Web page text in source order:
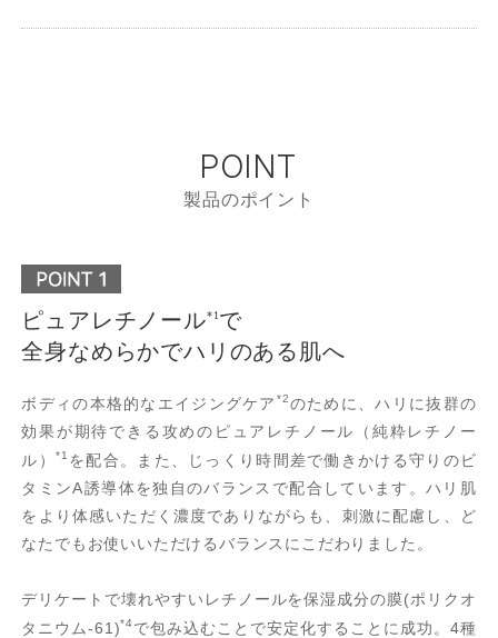
POINT
製品のポイント
ピュアレチノール*1で
全身なめらかでハリのある肌へ
ボディの本格的なエイジングケア *2のために、ハリに抜群の
効果が期待できる攻めのピュアレチノール（純粋レチノー
ル）
*1 を配合。また、じっくり時間差で働きかける守りのビ
タミンA誘導体を独自のバランスで配合しています。ハリ肌
をより体感いただく濃度でありながらも、刺激に配慮し、ど
なたでもお使いいただけるバランスにこだわりました。
デリケートで壊れやすいレチノールを保湿成分の膜(ポリクオ
タニウム-61)*4で包み込むことで安定化することに成功。4種